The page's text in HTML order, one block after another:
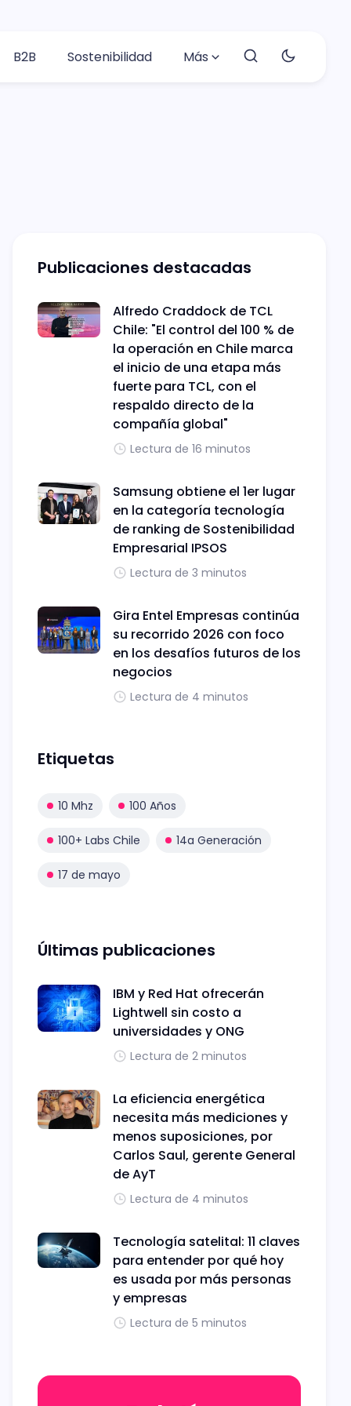
B2B Sostenibilidad Más
Publicaciones destacadas
Alfredo Craddock de TCL
Chile: "El control del 100 % de
la operación en Chile marca
el inicio de una etapa más
fuerte para TCL, con el
respaldo directo de la
compañía global"
Lectura de 16 minutos
Samsung obtiene el 1er lugar
en la categoría tecnología
de ranking de Sostenibilidad
Empresarial IPSOS
Lectura de 3 minutos
Gira Entel Empresas continúa
su recorrido 2026 con foco
en los desafíos futuros de los
negocios
Lectura de 4 minutos
Etiquetas
10 Mhz 100 Años
100+ Labs Chile 14a Generación
17 de mayo
Últimas publicaciones
IBM y Red Hat ofrecerán
Lightwell sin costo a
universidades y ONG
Lectura de 2 minutos
La eficiencia energética
necesita más mediciones y
menos suposiciones, por
Carlos Saul, gerente General
de AyT
Lectura de 4 minutos
Tecnología satelital: 11 claves
para entender por qué hoy
es usada por más personas
y empresas
Lectura de 5 minutos